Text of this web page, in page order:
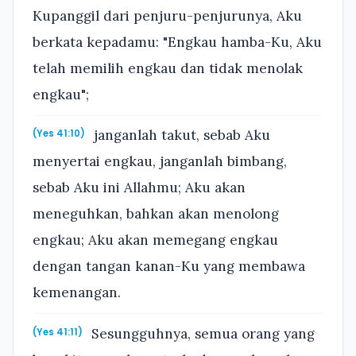
Kupanggil dari penjuru-penjurunya, Aku
berkata kepadamu: "Engkau hamba-Ku, Aku
telah memilih engkau dan tidak menolak
engkau";
(Yes 41:10)
janganlah takut, sebab Aku
menyertai engkau, janganlah bimbang,
sebab Aku ini Allahmu; Aku akan
meneguhkan, bahkan akan menolong
engkau; Aku akan memegang engkau
dengan tangan kanan-Ku yang membawa
kemenangan.
(Yes 41:11)
Sesungguhnya, semua orang yang